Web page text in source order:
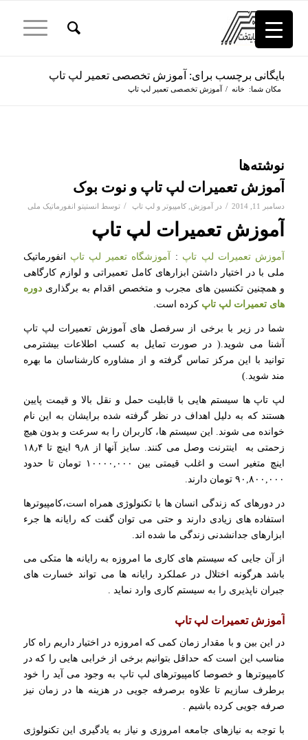
بایگانی برچسب برای: آموزش تخصصی تعمیر لپ تاپ
مکان شما: خانه / آموزش تخصصی تعمیر لپ تاپ
نوشته‌ها
آموزش تعمیرات لپ تاپ و نوت بوک
دسامبر 11, 2014 / در آموزش کامپیوتر و لپ تاپ / توسط انستیتو انفورماتیک ملی
آموزش تعمیرات لپ تاپ
آموزش تعمیرات لپ تاپ : آموزشگاه تعمیر لپ تاپ انفورماتیک
ملی با در اختیار داشتن ابزارهای کامل تعمیراتی و لوازم کارگاهی
و همچنین تکنسین های مجرب و متخصص اقدام به برگذاریدوره
های تعمیرات لپ تاپ کرده است.
شما در زیر با برخی از سرفصل های آموزش تعمیرات لپ تاپ
آشنا می شوید.( در صورت تمایل به کسب اطلاعات بیشترمی
توانید با این مرکز تماس گرفته و از مشاوره کارشناسان ما بهره
مند شوید.)
لپ تاپ ها سیستم هایی با قابلیت حمل و نقل بالا و قیمت پایین
هستند كه به دلیل اهداف در نظر گرفته شده برایشان به این نام
خوانده می شوند. این سیستم ها، كاربران را به سرعت و بدون هیچ
زحمتی به اینترنت وصل می كنند. سایز آنها از ۹٫۸ اینچ تا ۱۸٫۴
اینچ متغیر است و اغلب قیمتی بین ۱۰۰۰۰,۰۰۰ تومان تا حدود
۹۰,۸۰۰,۰۰۰ تومان دارند.
در دورهای که زندگی انسان ها با تکنولوژی همراه است،کامپیوترها
استفاده های زیادی دارند و حتی می توان گفت که رایانه ها جرء
ابزارهای جدانشدنی زندگی ما شده اند.
از آن جایی که سیستم های کاری ما امروزه به رایانه ها متکی می
باشد هرگونه اختلال در عملکرد رایانه ها می تواند خسارت های
جبران ناپذیری را به سیستم کاری وارد نماید .
آموزش تعمیرات لپ تاپ
در این بین و با مقدار زمان کمی که امروزه در اختیار داریم راه کار
مناسب این است که حداقل بتوانیم برخی از خرابی هایی را که در
کامپیوترها و خصوصا کامپیوترهای لپ تاپ به وجود می آید را خود
برطرف سازیم تا علاوه برصرفه جویی در هزینه ها در زمان نیز
صرفه جویی کرده باشیم .
با توجه به نیازهای جامعه امروزی و نیاز به یادگیری این تکنولوژی